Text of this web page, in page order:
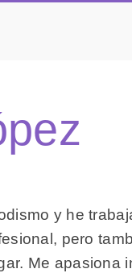
y he
pero
Me apasiona